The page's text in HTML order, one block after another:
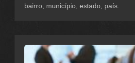
bairro, município, estado, país.